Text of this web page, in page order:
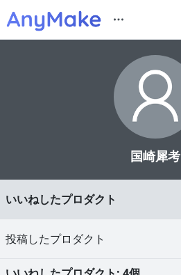
国崎犀考
いいねしたプロダクト
投稿したプロダクト